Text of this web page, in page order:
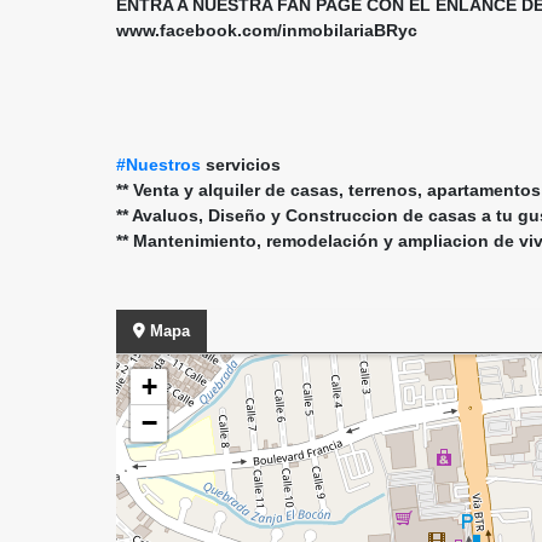
ENTRA A NUESTRA FAN PAGE CON EL ENLANCE
www.facebook.com/inmobilariaBRyc
#Nuestros servicios
** Venta y alquiler de casas, terrenos,
** Avaluos, Diseño y Construccion de casas a tu
** Mantenimiento, remodelación y ampliacion de
Mapa
+
−